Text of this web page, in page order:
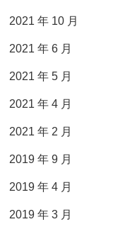
2021 年 10 月
2021 年 6 月
2021 年 5 月
2021 年 4 月
2021 年 2 月
2019 年 9 月
2019 年 4 月
2019 年 3 月